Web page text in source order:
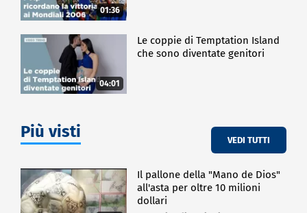
01:36
04:01
Le coppie di Temptation Island
che sono diventate genitori
Più visti VEDI TUTTI
Il pallone della "Mano de Dios"
all'asta per oltre 10 milioni
dollari